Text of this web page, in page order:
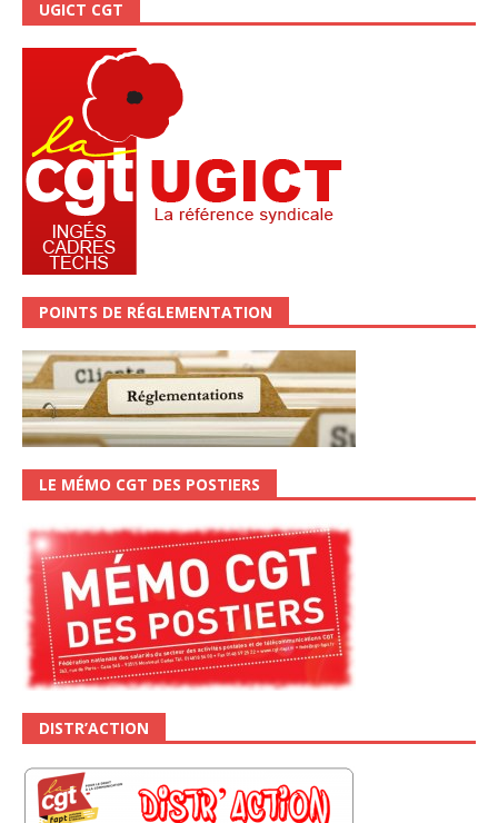
UGICT CGT
POINTS DE RÉGLEMENTATION
LE MÉMO CGT DES POSTIERS
DISTR’ACTION